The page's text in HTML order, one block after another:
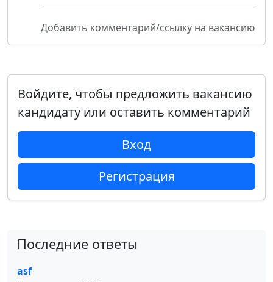
Добавить комментарий/ссылку на вакансию
Войдите, чтобы предложить вакансию
кандидату или оставить комментарий
Вход
Регистрация
Последние ответы
asf